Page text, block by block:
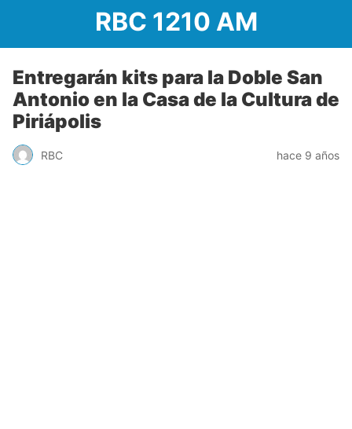
RBC 1210 AM
Entregarán kits para la Doble San
Antonio en la Casa de la Cultura de
Piriápolis
RBC hace 9 años